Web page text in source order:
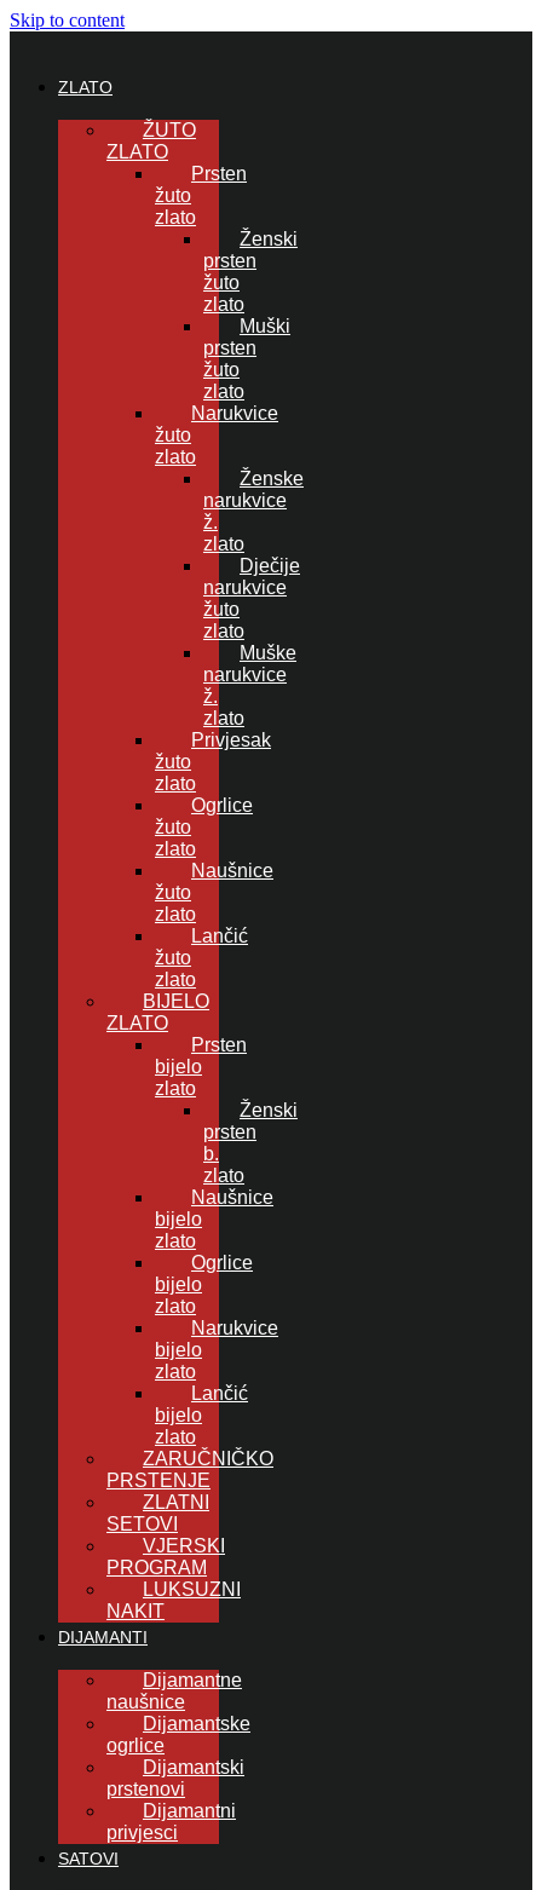
Skip to content
ZLATO
ŽUTO
ZLATO
Prsten
žuto
zlato
Ženski
prsten
žuto
zlato
Muški
prsten
žuto
zlato
Narukvice
žuto
zlato
Ženske
narukvice
ž.
zlato
Dječije
narukvice
žuto
zlato
Muške
narukvice
ž.
zlato
Privjesak
žuto
zlato
Ogrlice
žuto
zlato
Naušnice
žuto
zlato
Lančić
žuto
zlato
BIJELO
ZLATO
Prsten
bijelo
zlato
Ženski
prsten
b.
zlato
Naušnice
bijelo
zlato
Ogrlice
bijelo
zlato
Narukvice
bijelo
zlato
Lančić
bijelo
zlato
ZARUČNIČKO
PRSTENJE
ZLATNI
SETOVI
VJERSKI
PROGRAM
LUKSUZNI
NAKIT
DIJAMANTI
Dijamantne
naušnice
Dijamantske
ogrlice
Dijamantski
prstenovi
Dijamantni
privjesci
SATOVI